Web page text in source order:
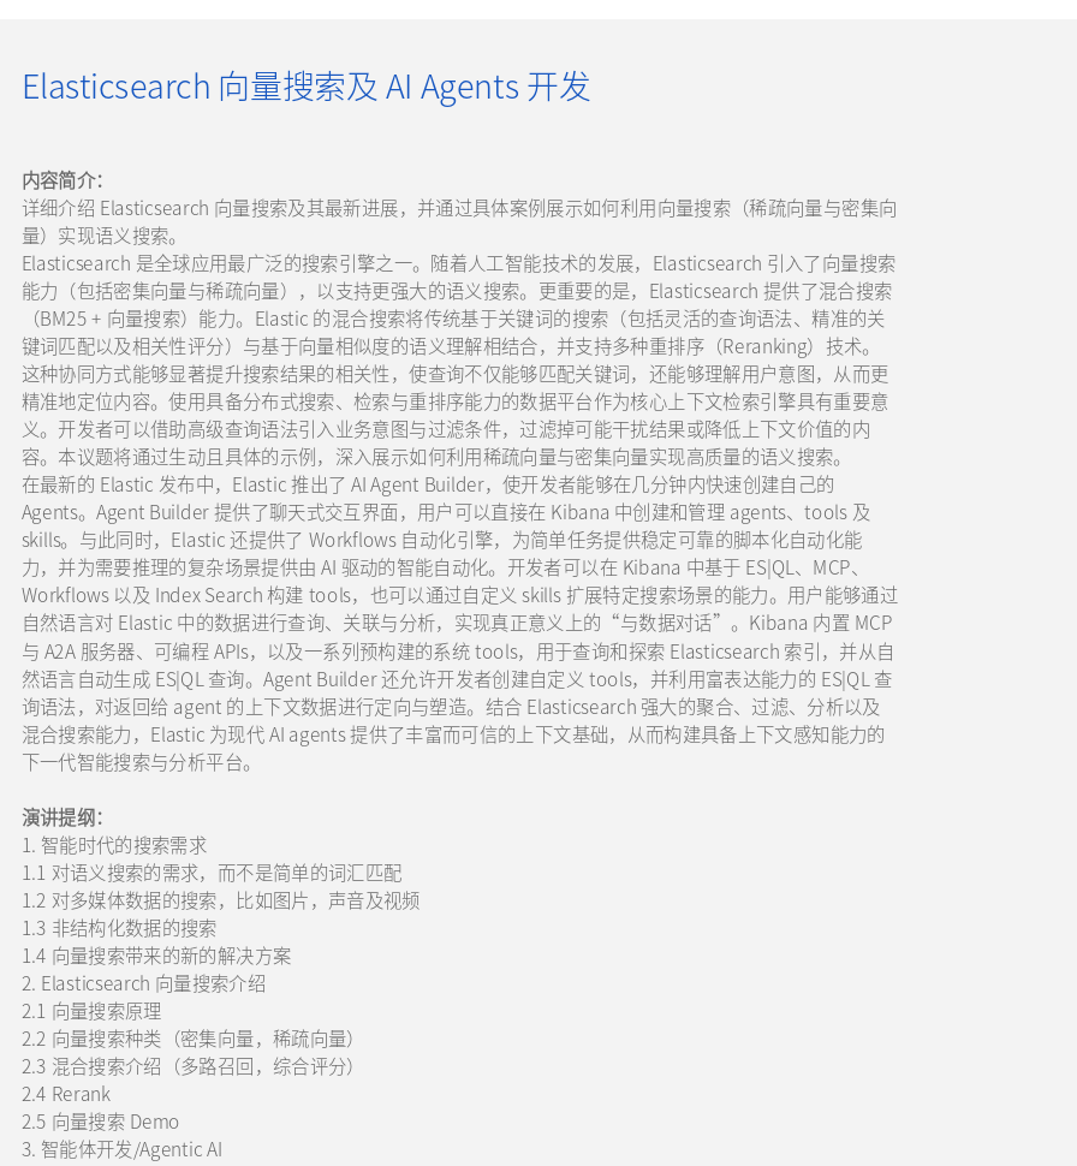
Elasticsearch 向量搜索及 AI Agents 开发
内容简介：
详细介绍 Elasticsearch 向量搜索及其最新进展，并通过具体案例展示如何利用向量搜索（稀疏向量与密集向
量）实现语义搜索。
Elasticsearch 是全球应用最广泛的搜索引擎之一。随着人工智能技术的发展，Elasticsearch 引入了向量搜索
能力（包括密集向量与稀疏向量），以支持更强大的语义搜索。更重要的是，Elasticsearch 提供了混合搜索
（BM25 + 向量搜索）能力。Elastic 的混合搜索将传统基于关键词的搜索（包括灵活的查询语法、精准的关
键词匹配以及相关性评分）与基于向量相似度的语义理解相结合，并支持多种重排序（Reranking）技术。
这种协同方式能够显著提升搜索结果的相关性，使查询不仅能够匹配关键词，还能够理解用户意图，从而更
精准地定位内容。使用具备分布式搜索、检索与重排序能力的数据平台作为核心上下文检索引擎具有重要意
义。开发者可以借助高级查询语法引入业务意图与过滤条件，过滤掉可能干扰结果或降低上下文价值的内
容。本议题将通过生动且具体的示例，深入展示如何利用稀疏向量与密集向量实现高质量的语义搜索。
在最新的 Elastic 发布中，Elastic 推出了 AI Agent Builder，使开发者能够在几分钟内快速创建自己的
Agents。Agent Builder 提供了聊天式交互界面，用户可以直接在 Kibana 中创建和管理 agents、tools 及
skills。与此同时，Elastic 还提供了 Workflows 自动化引擎，为简单任务提供稳定可靠的脚本化自动化能
力，并为需要推理的复杂场景提供由 AI 驱动的智能自动化。开发者可以在 Kibana 中基于 ES|QL、MCP、
Workflows 以及 Index Search 构建 tools，也可以通过自定义 skills 扩展特定搜索场景的能力。用户能够通过
自然语言对 Elastic 中的数据进行查询、关联与分析，实现真正意义上的“与数据对话”。Kibana 内置 MCP
与 A2A 服务器、可编程 APIs，以及一系列预构建的系统 tools，用于查询和探索 Elasticsearch 索引，并从自
然语言自动生成 ES|QL 查询。Agent Builder 还允许开发者创建自定义 tools，并利用富表达能力的 ES|QL 查
询语法，对返回给 agent 的上下文数据进行定向与塑造。结合 Elasticsearch 强大的聚合、过滤、分析以及
混合搜索能力，Elastic 为现代 AI agents 提供了丰富而可信的上下文基础，从而构建具备上下文感知能力的
下一代智能搜索与分析平台。
演讲提纲：
1. 智能时代的搜索需求
1.1 对语义搜索的需求，而不是简单的词汇匹配
1.2 对多媒体数据的搜索，比如图片，声音及视频
1.3 非结构化数据的搜索
1.4 向量搜索带来的新的解决方案
2. Elasticsearch 向量搜索介绍
2.1 向量搜索原理
2.2 向量搜索种类（密集向量，稀疏向量）
2.3 混合搜索介绍（多路召回，综合评分）
2.4 Rerank
2.5 向量搜索 Demo
3. 智能体开发/Agentic AI